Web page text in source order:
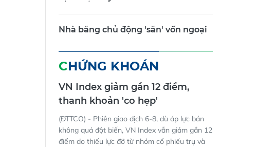
Nhà băng chủ động 'săn' vốn ngoại
CHỨNG KHOÁN
VN Index giảm gần 12 điểm,
thanh khoản 'co hẹp'
(ĐTTCO) - Phiên giao dịch 6-8, dù áp lực bán
không quá đột biến, VN Index vẫn giảm gần 12
điểm do thiếu lực đỡ từ nhóm cổ phiếu trụ và